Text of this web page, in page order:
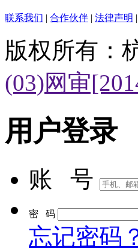
联系我们 | 合作伙伴 | 法律声明 |
版权所有：
(03)网审
用户登录
账 号
密 码
忘记密码